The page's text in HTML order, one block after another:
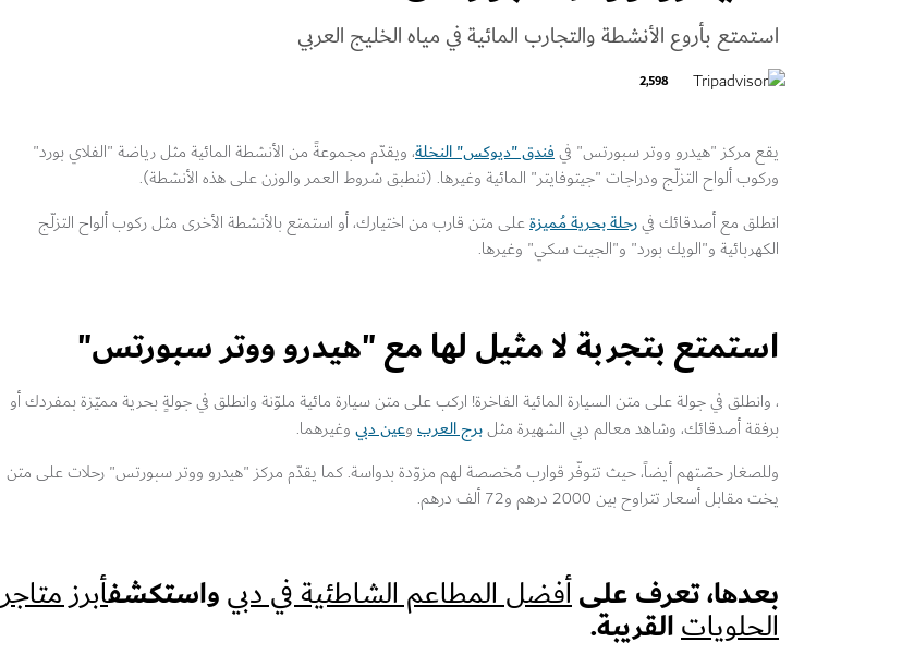
استمتع بأروع الأنشطة والتجارب المائية في مياه الخليج العربي
2,598
يقع مركز "هيدرو ووتر سبورتس" فيفندق "ديوكس" النخلة، ويقدّم مجموعةً من الأنشطة المائية مثل رياضة "الفلاي بورد"
وركوب ألواح التزلّج ودراجات "جيتوفايتر" المائية وغيرها. (تنطبق شروط العمر والوزن على هذه الأنشطة).
انطلق مع أصدقائك فيرحلة بحرية مُميزةعلى متن قارب من اختيارك، أو استمتع بالأنشطة الأخرى مثل ركوب ألواح التزلّج
الكهربائية و"الويك بورد" و"الجيت سكي" وغيرها.
استمتع بتجربة لا مثيل لها مع "هيدرو ووتر سبورتس"
، وانطلق في جولة على متن السيارة المائية الفاخرة! اركب على متن سيارة مائية ملوّنة وانطلق في جولةٍ بحرية مميّزة بمفردك أو
برفقة أصدقائك، وشاهد معالم دبي الشهيرة مثلبرج العرب وعين دبي وغيرهما.
وللصغار حصّتهم أيضاً، حيث تتوفّر قوارب مُخصصة لهم مزوّدة بدواسة. كما يقدّم مركز "هيدرو ووتر سبورتس" رحلات على متن
يخت مقابل أسعار تتراوح بين 2000 درهم و72 ألف درهم.
بعدها، تعرف علىأفضل المطاعم الشاطئية في دبيواستكشفأبرز متاجر
الحلوياتالقريبة.